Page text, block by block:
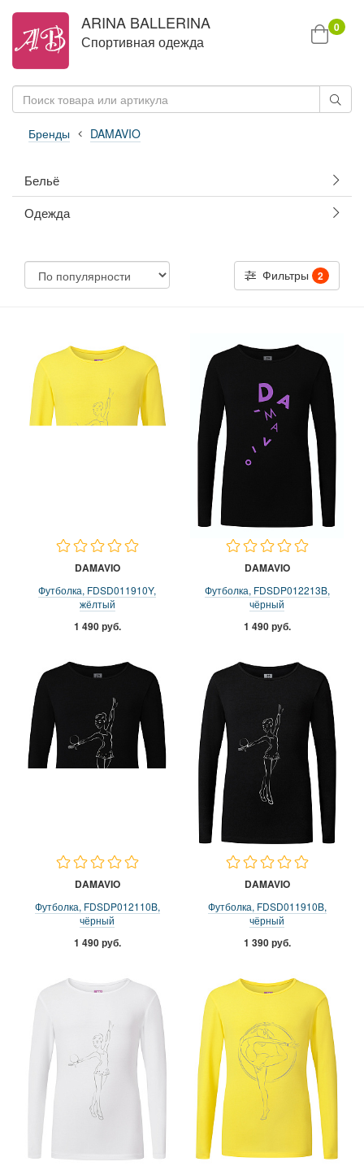
ARINA BALLERINA
Спортивная одежда
0
Бренды DAMAVIO
Бельё
Одежда
Фильтры 2
DAMAVIO
Футболка, FDSD011910Y,
жёлтый
1 490 руб.
DAMAVIO
Футболка, FDSDP012213B,
чёрный
1 490 руб.
DAMAVIO
Футболка, FDSDP012110B,
чёрный
1 490 руб.
DAMAVIO
Футболка, FDSD011910B,
чёрный
1 390 руб.